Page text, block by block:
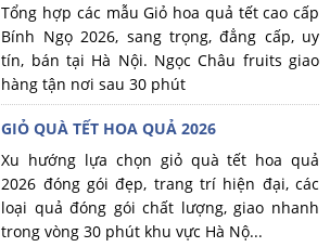
Tổng hợp các mẫu Giỏ hoa quả tết cao cấp
Bính Ngọ 2026, sang trọng, đẳng cấp, uy
tín, bán tại Hà Nội. Ngọc Châu fruits giao
hàng tận nơi sau 30 phút
GIỎ QUÀ TẾT HOA QUẢ 2026
Xu hướng lựa chọn giỏ quà tết hoa quả
2026 đóng gói đẹp, trang trí hiện đại, các
loại quả đóng gói chất lượng, giao nhanh
trong vòng 30 phút khu vực Hà Nộ...